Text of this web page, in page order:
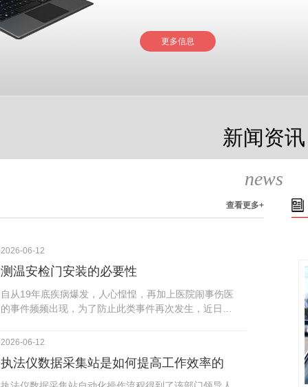
更多信息
新闻资讯
news
查看更多+
2026-06-12
测温安检门安装的必要性
自从19年底疾病爆发，人心惶惶，再加上医院闹事伤医
的事件频频出现，为了防止此类事件再次发生，近日，
尽快的安装安检门等设备，开展安全工作。此消息一经
个，其一，安装安检门是否会激化矛盾。其二，安装安
检门可以防范于未然。1月6号当天，南宁市第二医院刚
2026-06-12
执法仪数据采集站是如何提高工作效率的